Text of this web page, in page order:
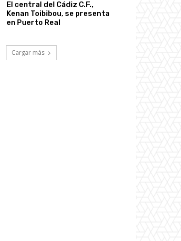
El central del Cádiz C.F.,
Kenan Toibibou, se presenta
en Puerto Real
Cargar más